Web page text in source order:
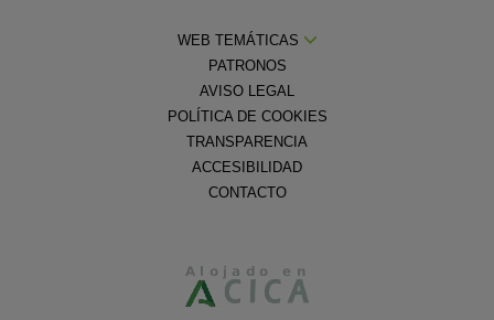
WEB TEMÁTICAS
PATRONOS
AVISO LEGAL
POLÍTICA DE COOKIES
TRANSPARENCIA
ACCESIBILIDAD
CONTACTO